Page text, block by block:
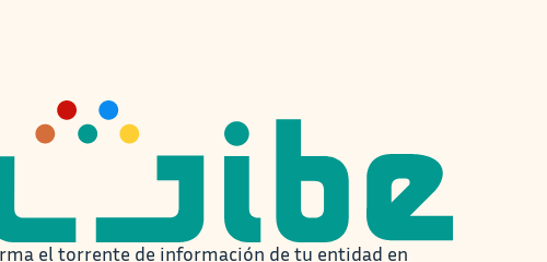
el torrente de información de tu entidad en